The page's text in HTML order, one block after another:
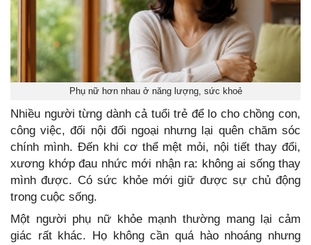
Phụ nữ hơn nhau ở năng lượng, sức khoẻ
Nhiều người từng dành cả tuổi trẻ để lo cho chồng con,
công việc, đối nội đối ngoại nhưng lại quên chăm sóc
chính mình. Đến khi cơ thể mệt mỏi, nội tiết thay đổi,
xương khớp đau nhức mới nhận ra: không ai sống thay
mình được. Có sức khỏe mới giữ được sự chủ động
trong cuộc sống.
Một người phụ nữ khỏe mạnh thường mang lại cảm
giác rất khác. Họ không cần quá hào nhoáng nhưng